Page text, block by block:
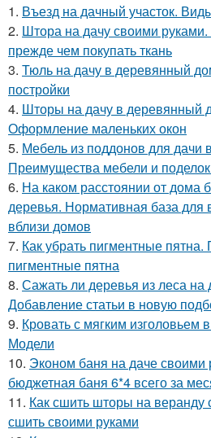
1. Въезд на дачный участок.
2. Штора на дачу своими руками.
прежде чем покупать ткань
3. Тюль на дачу в деревянный
постройки
4. Шторы на дачу в деревянный
Оформление маленьких окон
5. Мебель из поддонов для дачи
Преимущества мебели и поделок
6. На каком расстоянии от дома
деревья. Нормативная база для
вблизи домов
7. Как убрать пигментные
пигментные пятна
8. Сажать ли деревья из леса на
Добавление статьи в новую
9. Кровать с мягким изголовьем
Модели
10. Эконом баня на даче своими
бюджетная баня 6*4 всего за
11. Как сшить шторы на веранду
сшить своими руками